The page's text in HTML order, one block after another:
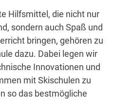
Hilfsmittel, die nicht nur
sondern auch Spaß und
bringen, gehören zu
dazu. Dabei legen wir
Innovationen und
mit Skischulen zu
so das bestmögliche